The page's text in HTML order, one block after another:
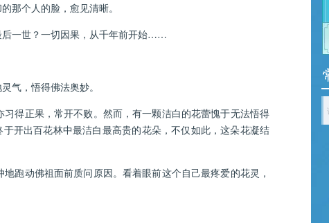
那个人的脸，愈见清晰。
一世？一切因果，从千年前开始……
，悟得佛法奥妙。
得正果，常开不败。然而，有一颗洁白的花蕾愧于无法悟得
开出百花林中最洁白最高贵的花朵，不仅如此，这朵花凝结
动佛祖面前质问原因。看着眼前这个自己最疼爱的花灵，